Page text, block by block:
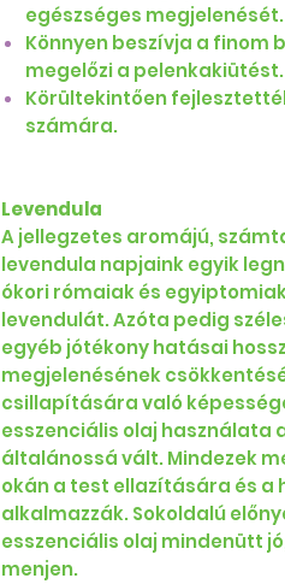
egészséges megjelenését.
Könnyen beszívja a finom
megelőzi a pelenkakiütést.
Körültekintően
számára.
Levendula
A jellegzetes aromájú,
levendula napjaink egyik
ókori rómaiak és
levendulát. Azóta pedig
egyéb jótékony hatásai
megjelenésének
csillapítására való
esszenciális olaj használata
általánossá vált. Mindezek
okán a test ellazítására és
alkalmazzák. Sokoldalú
esszenciális olaj mindenütt
menjen.